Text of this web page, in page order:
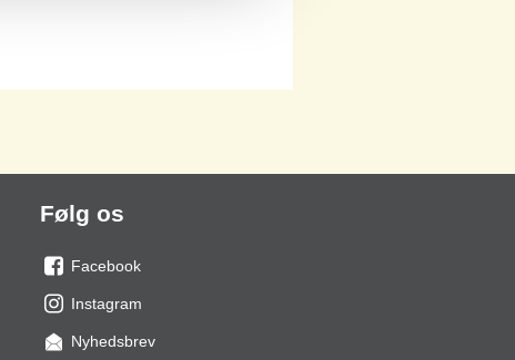
Følg os
os
på
facebook
Facebook
os
Instagram
Nyhedsbrev